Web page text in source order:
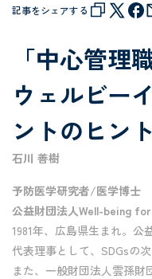
記事をシェアする
「中心管理
ウェルビー
ントのヒン
石川 善樹
予防医学研究者/医学博士
公益財団法人Well-being
1981年、広島県生まれ。
代表理事として、SDGsの
また、一般財団法人雲孫